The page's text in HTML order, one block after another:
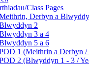
Class Pages
Derbyn a
2
3 a 4
5 a 6
1 (Meithrin a Derbyn /
2 (Blwyddyn 1 - 3 /